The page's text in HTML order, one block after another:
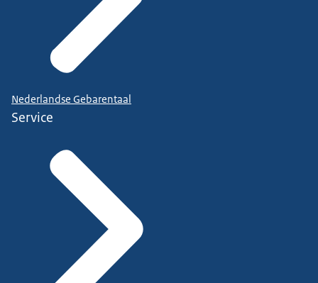
Nederlandse Gebarentaal
Service